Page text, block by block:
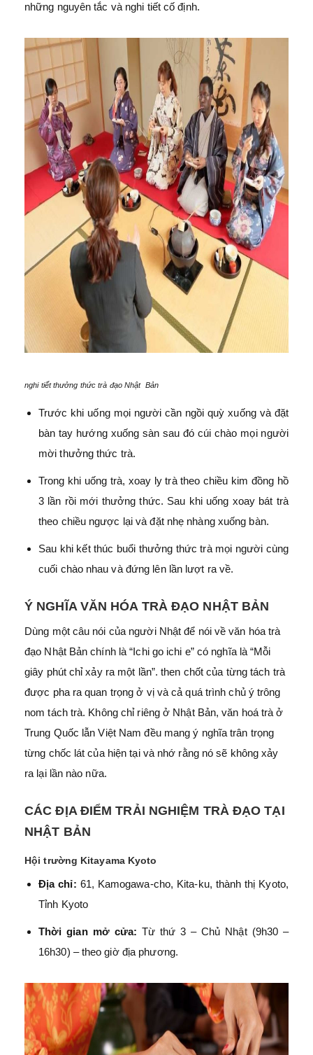
những nguyên tắc và nghi tiết cố định.
nghi tiết thưởng thức trà đạo Nhật Bản
Trước khi uống mọi người cần ngồi quỳ xuống và đặt
bàn tay hướng xuống sàn sau đó cúi chào mọi người
mời thưởng thức trà.
Trong khi uống trà, xoay ly trà theo chiều kim đồng hồ
3 lần rồi mới thưởng thức. Sau khi uống xoay bát trà
theo chiều ngược lại và đặt nhẹ nhàng xuống bàn.
Sau khi kết thúc buổi thưởng thức trà mọi người cùng
cuối chào nhau và đứng lên lần lượt ra về.
Ý NGHĨA VĂN HÓA TRÀ ĐẠO NHẬT BẢN
Dùng một câu nói của người Nhật để nói về văn hóa trà
đạo Nhật Bản chính là “Ichi go ichi e” có nghĩa là “Mỗi
giây phút chỉ xảy ra một lần”. then chốt của từng tách trà
được pha ra quan trọng ở vị và cả quá trình chủ ý trông
nom tách trà. Không chỉ riêng ở Nhật Bản, văn hoá trà ở
Trung Quốc lẫn Việt Nam đều mang ý nghĩa trân trọng
từng chốc lát của hiện tại và nhớ rằng nó sẽ không xảy
ra lại lần nào nữa.
CÁC ĐỊA ĐIỂM TRẢI NGHIỆM TRÀ ĐẠO TẠI
NHẬT BẢN
Hội trường Kitayama Kyoto
Địa chỉ: 61, Kamogawa-cho, Kita-ku, thành thị Kyoto,
Tỉnh Kyoto
Thời gian mở cửa: Từ thứ 3 – Chủ Nhật (9h30 –
16h30) – theo giờ địa phương.